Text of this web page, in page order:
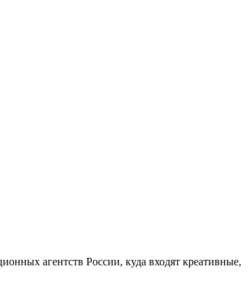
агентств России, куда входят креативные,